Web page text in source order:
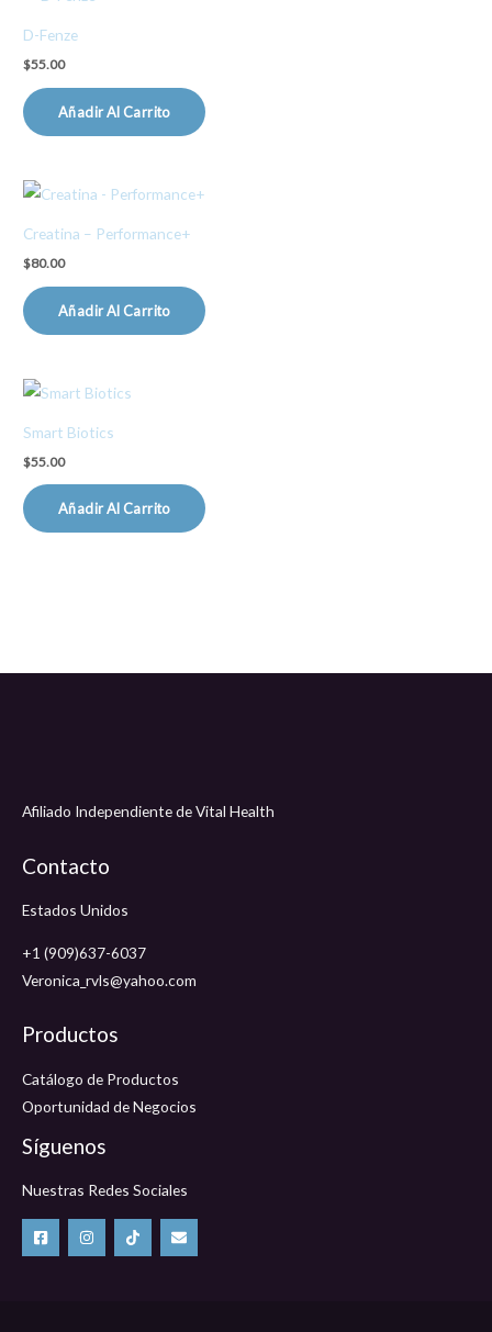
D-Fenze
$55.00
Añadir Al Carrito
Creatina – Performance+
$80.00
Añadir Al Carrito
Smart Biotics
$55.00
Añadir Al Carrito
Afiliado Independiente de Vital Health
Contacto
Estados Unidos
+1 (909)637-6037
Veronica_rvls@yahoo.com
Productos
Catálogo de Productos
Oportunidad de Negocios
Síguenos
Nuestras Redes Sociales